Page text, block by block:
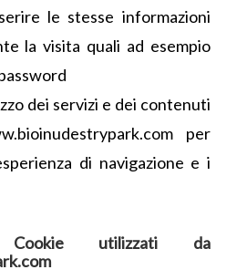
le stesse informazioni
la visita quali ad esempio
dei servizi e dei contenuti
per
di navigazione e i
utilizzati da